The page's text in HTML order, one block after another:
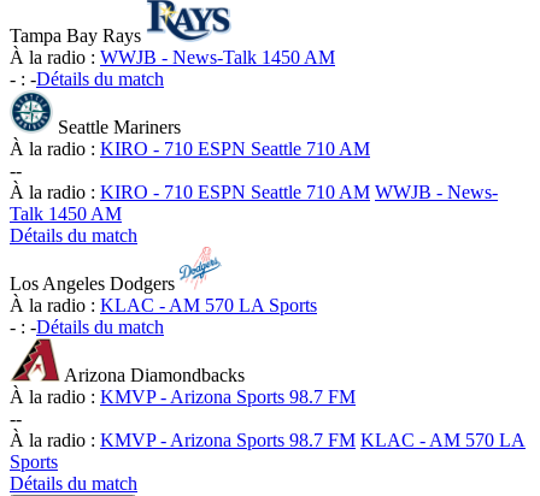
Tampa Bay Rays
À la radio : WWJB - News-Talk 1450 AM
- : -Détails du match
Seattle Mariners
À la radio : KIRO - 710 ESPN Seattle 710 AM
--
À la radio : KIRO - 710 ESPN Seattle 710 AM WWJB - News-
Talk 1450 AM
Détails du match
Los Angeles Dodgers
À la radio : KLAC - AM 570 LA Sports
- : -Détails du match
Arizona Diamondbacks
À la radio : KMVP - Arizona Sports 98.7 FM
--
À la radio : KMVP - Arizona Sports 98.7 FM KLAC - AM 570 LA
Sports
Détails du match